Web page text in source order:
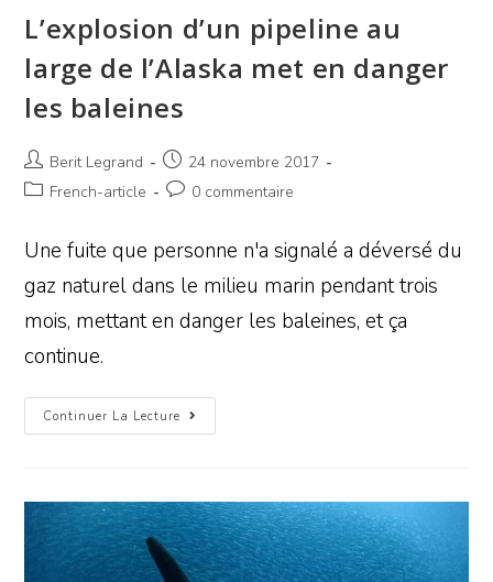
L’explosion d’un pipeline au
large de l’Alaska met en danger
les baleines
Berit Legrand
24 novembre 2017
French-article
0 commentaire
Une fuite que personne n'a signalé a déversé du
gaz naturel dans le milieu marin pendant trois
mois, mettant en danger les baleines, et ça
continue.
Continuer La Lecture